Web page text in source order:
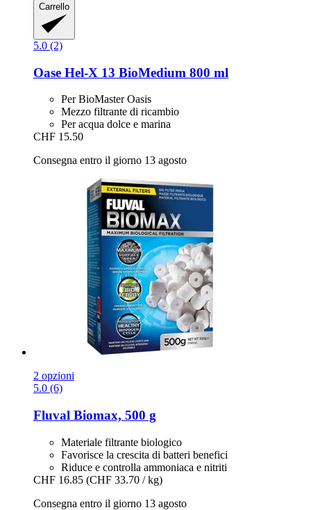
Carrello
5.0 (2)
Oase Hel-​X 13 BioMedium 800 ml
Per BioMaster Oasis
Mezzo filtrante di ricambio
Per acqua dolce e marina
CHF 15.50
Consegna entro il giorno 13 agosto
2 opzioni
5.0 (6)
Fluval Biomax, 500 g
Materiale filtrante biologico
Favorisce la crescita di batteri benefici
Riduce e controlla ammoniaca e nitriti
CHF 16.85 (CHF 33.70 / kg)
Consegna entro il giorno 13 agosto